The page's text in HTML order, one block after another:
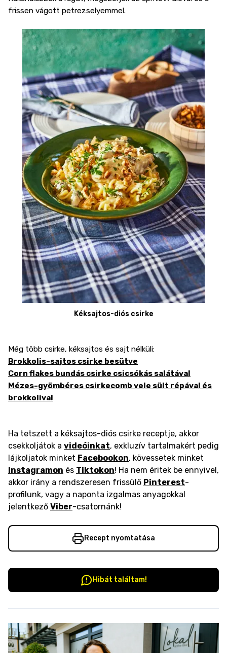
frissen vágott petrezselyemmel.
Kéksajtos-diós csirke
Még több csirke, kéksajtos és sajt nélküli:
Brokkolis-sajtos csirke besütve
Corn flakes bundás csirke csicsókás salátával
Mézes-gyömbéres csirkecomb vele sült répával és
brokkolival
Ha tetszett a kéksajtos-diós csirke receptje, akkor
csekkoljátok a videóinkat, exkluzív tartalmakért pedig
lájkoljatok minket Facebookon, kövessetek minket
Instagramon és Tiktokon! Ha nem éritek be ennyivel,
akkor irány a rendszeresen frissülő Pinterest-
profilunk, vagy a naponta izgalmas anyagokkal
jelentkező Viber-csatornánk!
Recept nyomtatása
Hibát találtam!